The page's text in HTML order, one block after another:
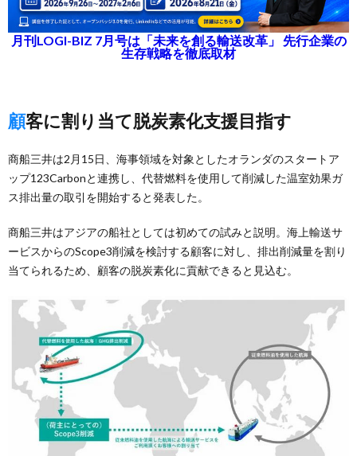
月刊LOGI-BIZ 7月号は「未来を創る輸送改革」 先行企業の
生存戦略を徹底取材
顧客に割り当て脱炭素化支援目指す
商船三井は2月15日、海事領域を対象としたオランダのスタートア
ップ123Carbonと連携し、代替燃料を使用して削減した温室効果ガ
ス排出量の取引を開始すると発表した。
商船三井はアジアの船社としては初めての試みと説明。海上輸送サ
ービスからのScope3削減を検討する顧客に対し、排出削減量を割り
当てられるため、顧客の脱炭素化に貢献できると見込む。